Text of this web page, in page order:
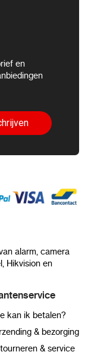
en
alarm, camera
Hikvision en
kan ik betalen?
& bezorging
& service